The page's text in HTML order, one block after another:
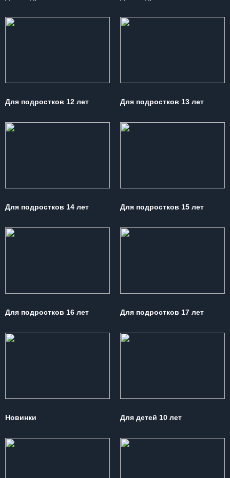
Для подростков 12 лет Для подростков 13 лет
Для подростков 14 лет Для подростков 15 лет
Для подростков 16 лет Для подростков 17 лет
Новинки Для детей 10 лет